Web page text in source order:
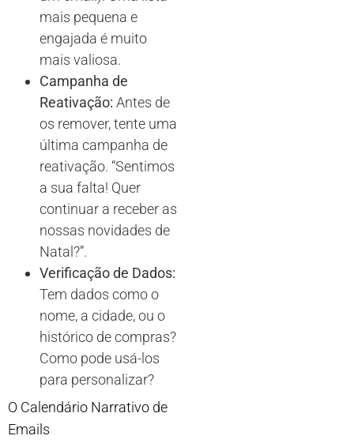
mais pequena e
engajada é muito
mais valiosa.
Campanha de
Reativação: Antes de
os remover, tente uma
última campanha de
reativação. “Sentimos
a sua falta! Quer
continuar a receber as
nossas novidades de
Natal?”.
Verificação de Dados:
Tem dados como o
nome, a cidade, ou o
histórico de compras?
Como pode usá-los
para personalizar?
O Calendário Narrativo de
Emails